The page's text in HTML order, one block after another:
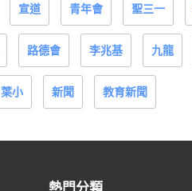
宣道 青年會 聖三一
路德會 李兆基 九龍
葉小 新聞 教育新聞